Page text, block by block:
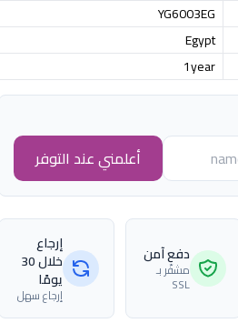
YG6003EG
Egypt
1year
أعلمني عند التوفر
دفع آمن
مشفّر بـ
SSL
إرجاع
خلال 30
يومًا
إرجاع سهل